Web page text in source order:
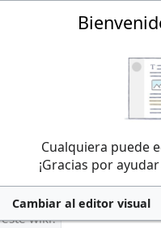
contribuciones a
de autor
libremente, no las
que eres el autor de lo
¡No uses textos con
responde la pregunta que
wiki?
Cualquiera puede
¡Gracias por
Cambiar al editor visual